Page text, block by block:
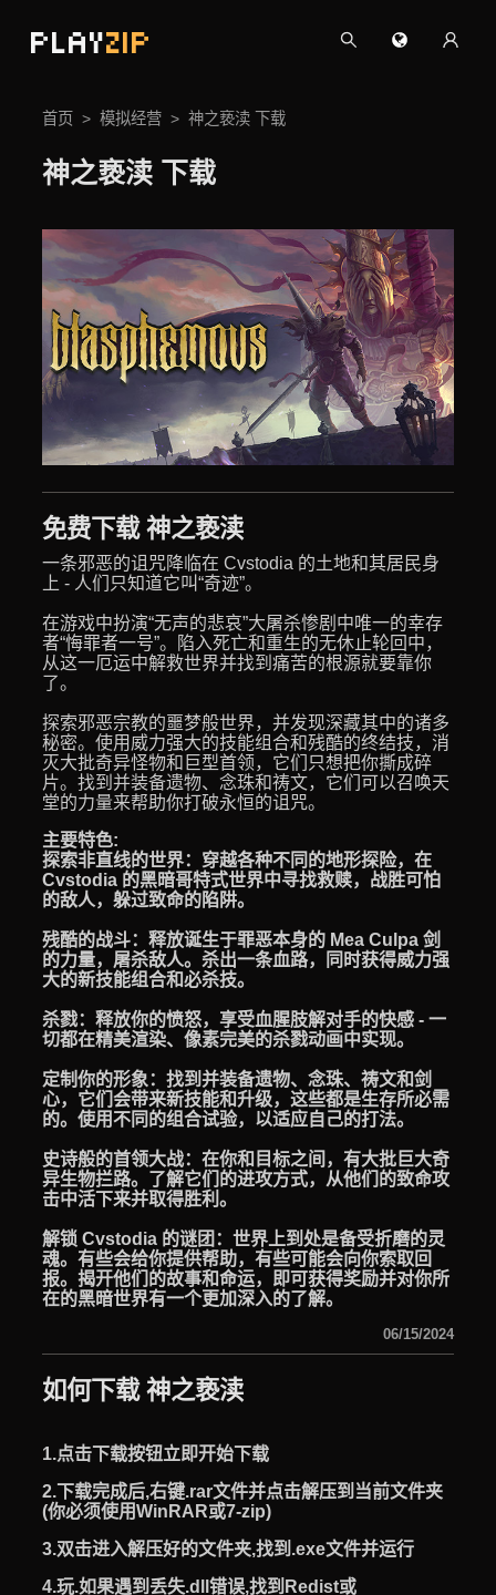
PLAYZIP
首页 模拟经营 神之亵渎 下载
神之亵渎 下载
免费下载 神之亵渎
一条邪恶的诅咒降临在 Cvstodia 的土地和其居民身
上 - 人们只知道它叫“奇迹”。
在游戏中扮演“无声的悲哀”大屠杀惨剧中唯一的幸存
者“悔罪者一号”。陷入死亡和重生的无休止轮回中，
从这一厄运中解救世界并找到痛苦的根源就要靠你
了。
探索邪恶宗教的噩梦般世界，并发现深藏其中的诸多
秘密。使用威力强大的技能组合和残酷的终结技，消
灭大批奇异怪物和巨型首领，它们只想把你撕成碎
片。找到并装备遗物、念珠和祷文，它们可以召唤天
堂的力量来帮助你打破永恒的诅咒。
主要特色:
探索非直线的世界：穿越各种不同的地形探险，在
Cvstodia 的黑暗哥特式世界中寻找救赎，战胜可怕
的敌人，躲过致命的陷阱。
残酷的战斗：释放诞生于罪恶本身的 Mea Culpa 剑
的力量，屠杀敌人。杀出一条血路，同时获得威力强
大的新技能组合和必杀技。
杀戮：释放你的愤怒，享受血腥肢解对手的快感 - 一
切都在精美渲染、像素完美的杀戮动画中实现。
定制你的形象：找到并装备遗物、念珠、祷文和剑
心，它们会带来新技能和升级，这些都是生存所必需
的。使用不同的组合试验，以适应自己的打法。
史诗般的首领大战：在你和目标之间，有大批巨大奇
异生物拦路。了解它们的进攻方式，从他们的致命攻
击中活下来并取得胜利。
解锁 Cvstodia 的谜团：世界上到处是备受折磨的灵
魂。有些会给你提供帮助，有些可能会向你索取回
报。揭开他们的故事和命运，即可获得奖励并对你所
在的黑暗世界有一个更加深入的了解。
06/15/2024
如何下载 神之亵渎
1.点击下载按钮立即开始下载
2.下载完成后,右键.rar文件并点击解压到当前文件夹
(你必须使用WinRAR或7-zip)
3.双击进入解压好的文件夹,找到.exe文件并运行
4.玩.如果遇到丢失.dll错误,找到Redist或